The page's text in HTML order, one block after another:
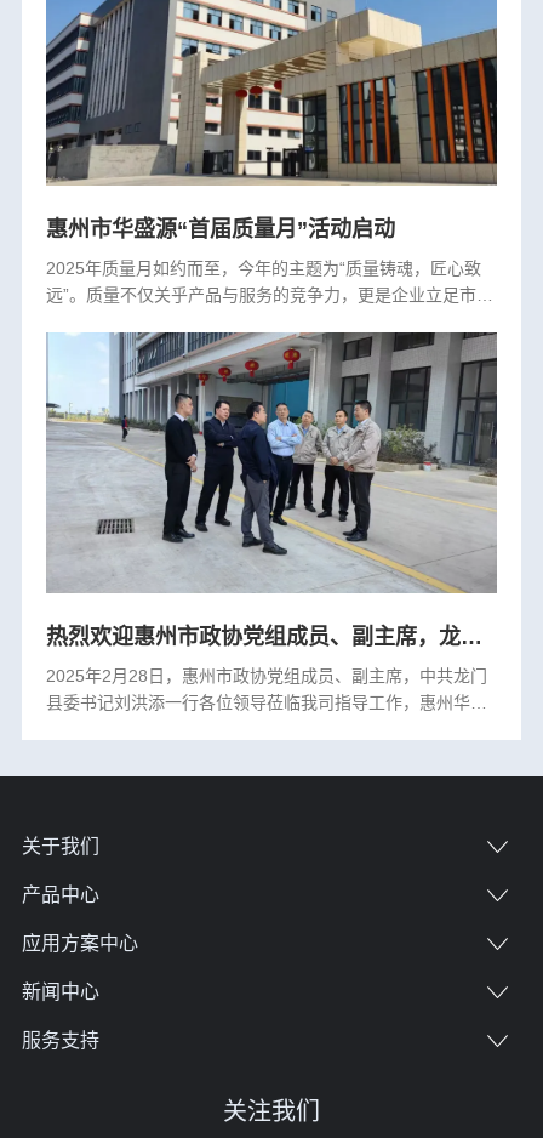
惠州市华盛源“首届质量月”活动启动
2025年质量月如约而至，今年的主题为“质量铸魂，匠心致
远”。质量不仅关乎产品与服务的竞争力，更是企业立足市场
质量发展的新时代，我们···
热烈欢迎惠州市政协党组成员、副主席，龙门县委书记刘洪添一行领导莅临我司指导工作
2025年2月28日，惠州市政协党组成员、副主席，中共龙门
县委书记刘洪添一行各位领导莅临我司指导工作，惠州华盛
关于我们
产品中心
应用方案中心
新闻中心
服务支持
关注我们